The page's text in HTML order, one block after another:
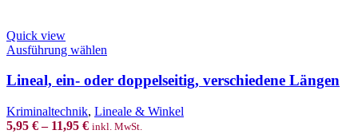
product
page
Quick view
Ausführung wählen
has
multiple
variants.
The
Lineal, ein- oder doppelseitig, verschiedene Längen
Kriminaltechnik, Lineale & Winkel
5,95 €– 11,95 € inkl. MwSt.